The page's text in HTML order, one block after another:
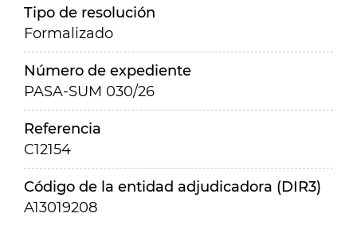
Tipo de resolución
Formalizado
Número de expediente
PASA-SUM 030/26
Referencia
C12154
Código de la entidad adjudicadora (DIR3)
A13019208